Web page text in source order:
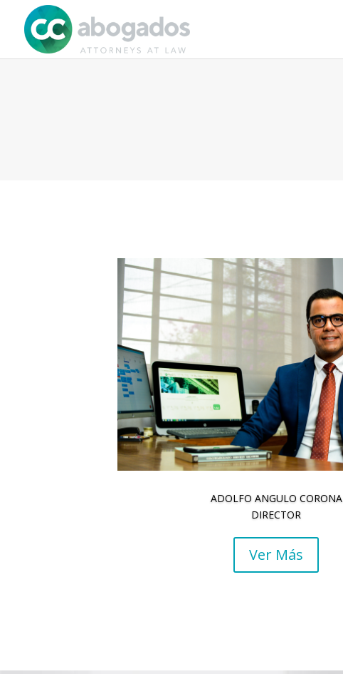
ADOLFO ANGULO CORONA
DIRECTOR
Ver Más